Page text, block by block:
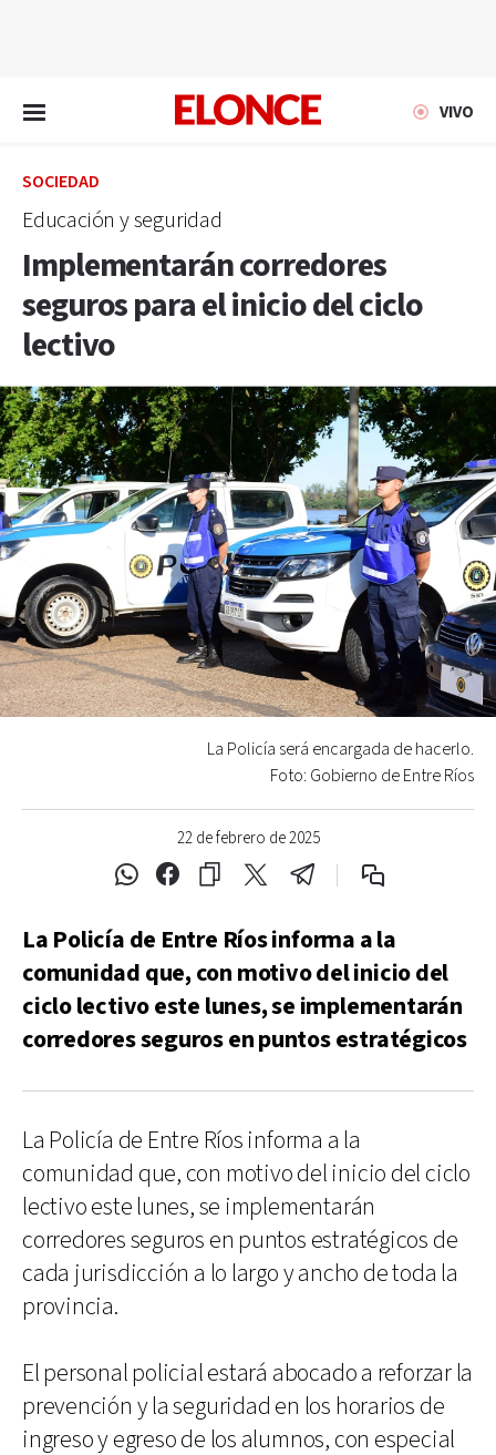
VIVO
SOCIEDAD
Educación y seguridad
Implementarán corredores
seguros para el inicio del ciclo
lectivo
22 de febrero de 2025
La Policía será encargada de hacerlo.
Foto: Gobierno de Entre Ríos
La Policía de Entre Ríos informa a la
comunidad que, con motivo del inicio del
ciclo lectivo este lunes, se implementarán
corredores seguros en puntos estratégicos
La Policía de Entre Ríos informa a la
comunidad que, con motivo del inicio del ciclo
lectivo este lunes, se implementarán
corredores seguros en puntos estratégicos de
cada jurisdicción a lo largo y ancho de toda la
provincia.
El personal policial estará abocado a reforzar la
prevención y la seguridad en los horarios de
ingreso y egreso de los alumnos, con especial